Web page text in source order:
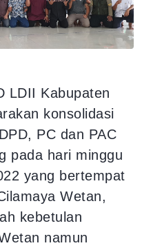
LDII Kabupaten
konsolidasi
PC dan PAC
pada hari minggu
yang bertempat
Wetan,
kebetulan
namun